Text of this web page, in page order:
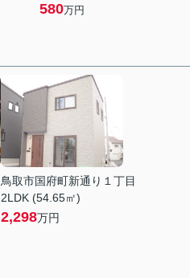
580万円
鳥取市国府町新通り１丁目
2LDK (54.65㎡)
2,298万円